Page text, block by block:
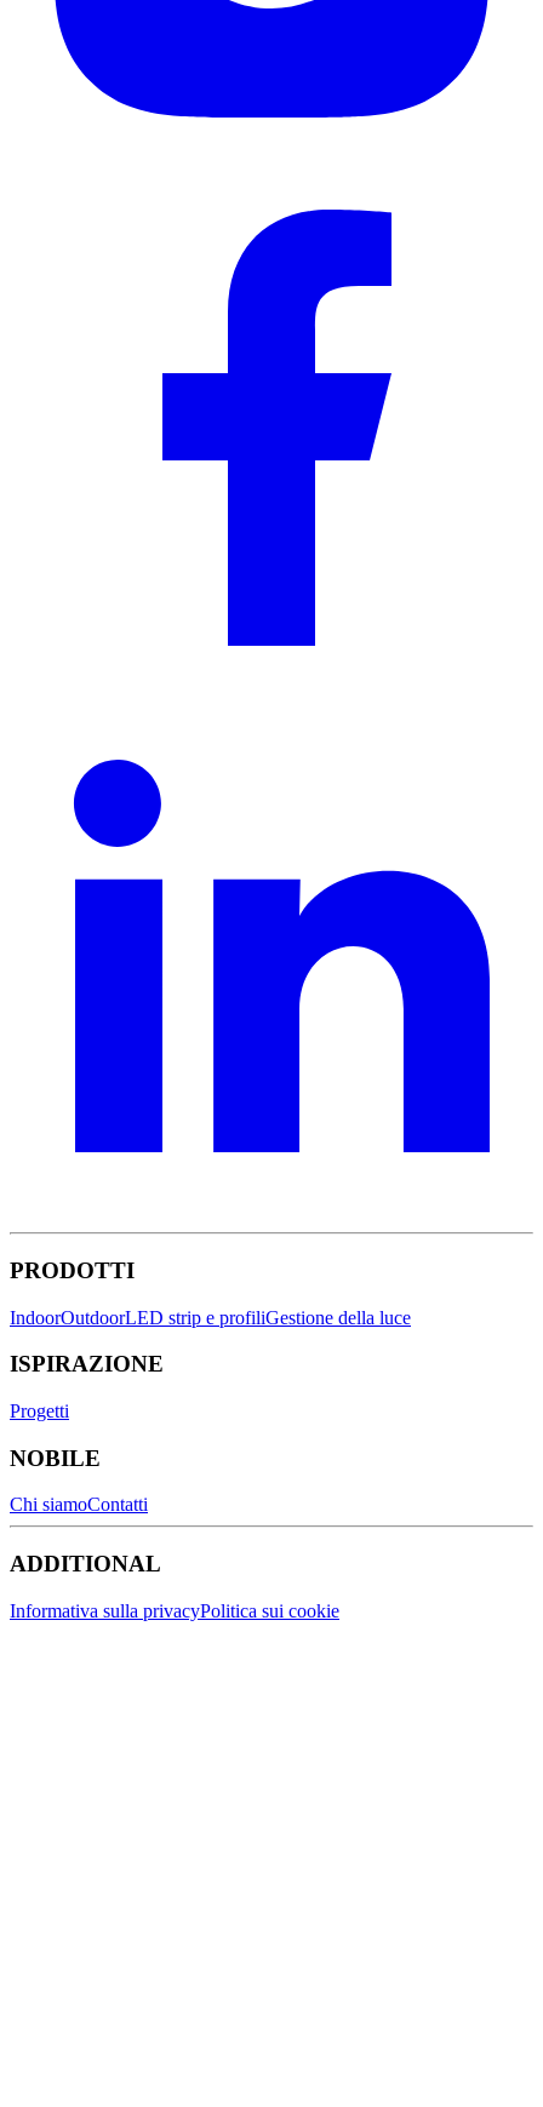
PRODOTTI
IndoorOutdoorLED strip e profiliGestione della luce
ISPIRAZIONE
Progetti
NOBILE
Chi siamoContatti
ADDITIONAL
Informativa sulla privacyPolitica sui cookie